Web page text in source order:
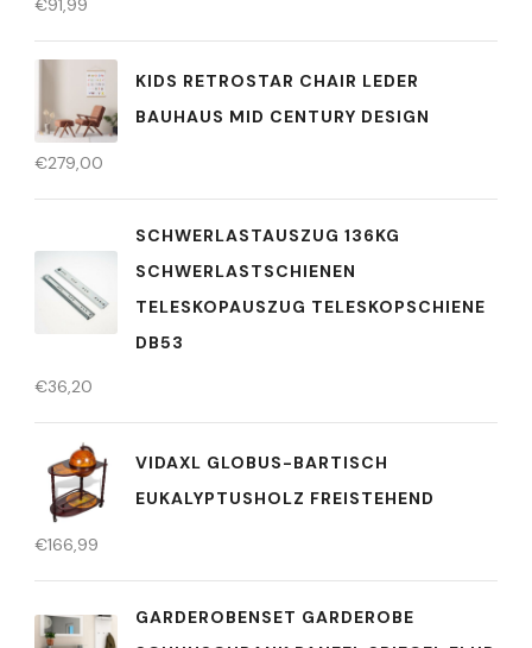
€91,99
KIDS RETROSTAR CHAIR LEDER
BAUHAUS MID CENTURY DESIGN
€279,00
SCHWERLASTAUSZUG 136KG
SCHWERLASTSCHIENEN
TELESKOPAUSZUG TELESKOPSCHIENE
DB53
€36,20
VIDAXL GLOBUS-BARTISCH
EUKALYPTUSHOLZ FREISTEHEND
€166,99
GARDEROBENSET GARDEROBE